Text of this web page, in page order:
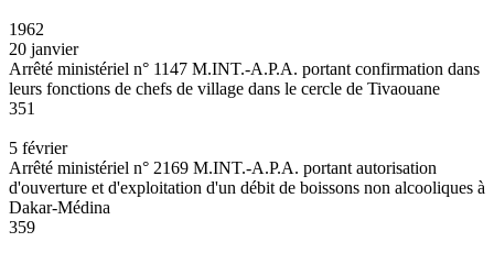
1962
20 janvier
Arrêté ministériel n° 1147 M.INT.-A.P.A. portant confirmation dans
leurs fonctions de chefs de village dans le cercle de Tivaouane
351
5 février
Arrêté ministériel n° 2169 M.INT.-A.P.A. portant autorisation
d'ouverture et d'exploitation d'un débit de boissons non alcooliques à
Dakar-Médina
359